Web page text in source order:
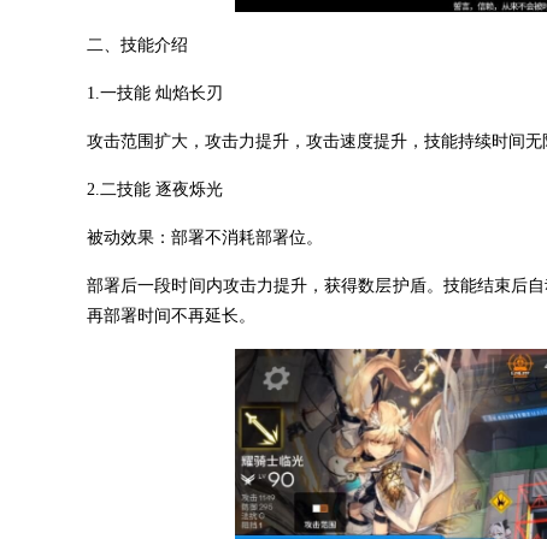
二、技能介绍
1.一技能 灿焰长刃
攻击范围扩大，攻击力提升，攻击速度提升，技能持续时间无
2.二技能 逐夜烁光
被动效果：部署不消耗部署位。
部署后一段时间内攻击力提升，获得数层护盾。技能结束后
再部署时间不再延长。